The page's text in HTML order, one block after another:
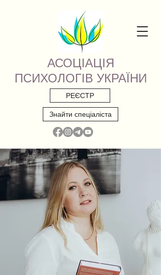
АСОЦІАЦІЯ
ПСИХОЛОГІВ УКРАЇНИ
РЕЄСТР
Знайти спеціаліста